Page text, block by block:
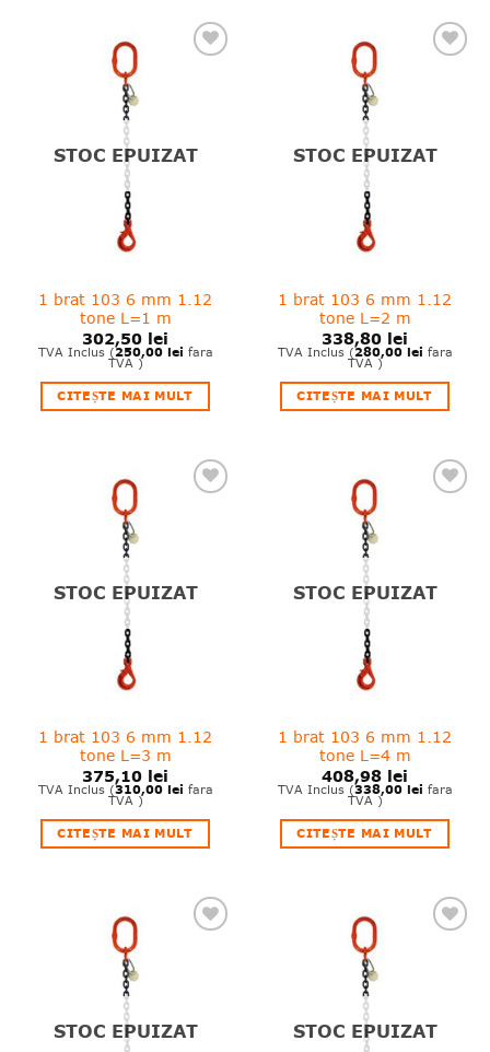
STOC EPUIZAT
1 brat 103 6 mm 1.12
tone L=1 m
302,50 lei
TVA Inclus (250,00 lei fara
TVA )
CITEȘTE MAI MULT
STOC EPUIZAT
1 brat 103 6 mm 1.12
tone L=2 m
338,80 lei
TVA Inclus (280,00 lei fara
TVA )
CITEȘTE MAI MULT
STOC EPUIZAT
1 brat 103 6 mm 1.12
tone L=3 m
375,10 lei
TVA Inclus (310,00 lei fara
TVA )
CITEȘTE MAI MULT
STOC EPUIZAT
1 brat 103 6 mm 1.12
tone L=4 m
408,98 lei
TVA Inclus (338,00 lei fara
TVA )
CITEȘTE MAI MULT
STOC EPUIZAT STOC EPUIZAT